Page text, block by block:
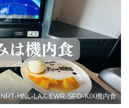
NRT-HNL-LAX-EWR-SFO-KIX機内食